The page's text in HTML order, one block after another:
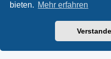
bieten. Mehr erfahren